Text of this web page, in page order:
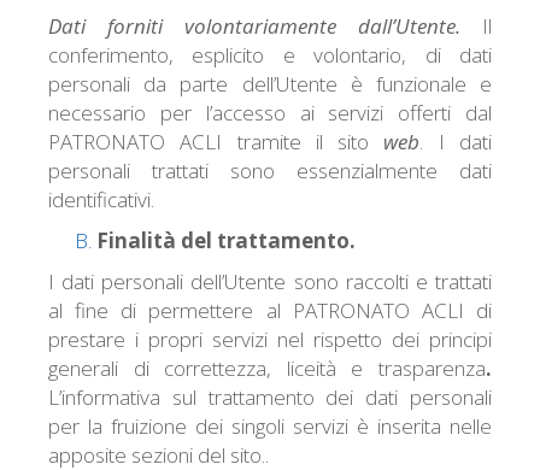
Dati forniti volontariamente dall’Utente. Il
conferimento, esplicito e volontario, di dati
personali da parte dell’Utente è funzionale e
necessario per l’accesso ai servizi offerti dal
PATRONATO ACLI tramite il sito web. I dati
personali trattati sono essenzialmente dati
identificativi.
Finalità del trattamento.
I dati personali dell’Utente sono raccolti e trattati
al fine di permettere al PATRONATO ACLI di
prestare i propri servizi nel rispetto dei principi
generali di correttezza, liceità e trasparenza.
L’informativa sul trattamento dei dati personali
per la fruizione dei singoli servizi è inserita nelle
apposite sezioni del sito..